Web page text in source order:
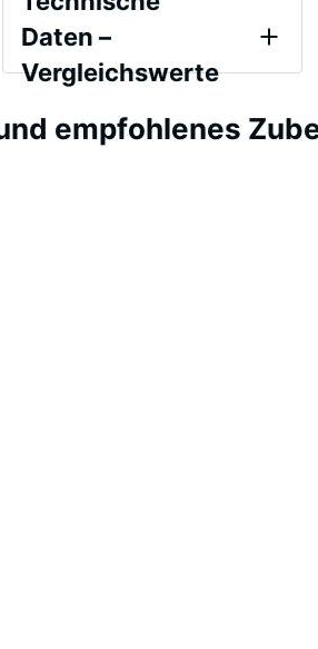
Daten –
Vergleichswerte
Druckfestigkeit - Skalenwert 2 = ca.
Scheinbare Dichte - Skalenwert 1 = bis
empfohlenes